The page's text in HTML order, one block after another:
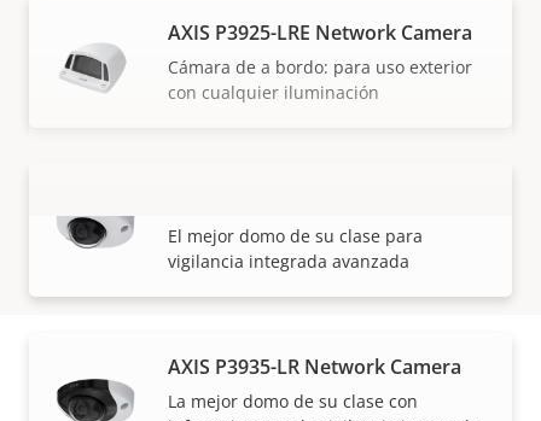
VISUALIZAR MÁS
AXIS P3925-LRE Network Camera
Cámara de a bordo: para uso exterior
con cualquier iluminación
El mejor domo de su clase para
vigilancia integrada avanzada
AXIS P3935-LR Network Camera
La mejor domo de su clase con